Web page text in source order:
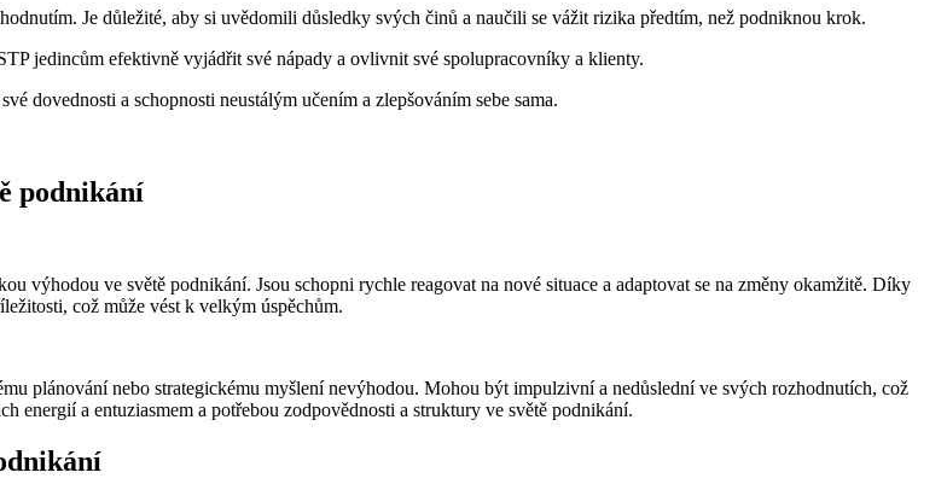
Je důležité, aby si uvědomili důsledky svých činů a naučili se vážit rizika předtím, než podniknou krok.
jedincům efektivně vyjádřit své nápady a ovlivnit své spolupracovníky a klienty.
dovednosti a schopnosti neustálým učením a zlepšováním sebe sama.
podnikání
výhodou ve světě podnikání. Jsou schopni rychle reagovat na nové situace a adaptovat se na změny okamžitě. Díky
což může vést k velkým úspěchům.
plánování nebo strategickému myšlení nevýhodou. Mohou být impulzivní a nedůslední ve svých rozhodnutích, což
energií a entuziasmem a potřebou zodpovědnosti a struktury ve světě podnikání.